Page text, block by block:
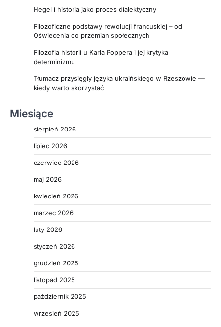
Hegel i historia jako proces dialektyczny
Filozoficzne podstawy rewolucji francuskiej – od
Oświecenia do przemian społecznych
Filozofia historii u Karla Poppera i jej krytyka
determinizmu
Tłumacz przysięgły języka ukraińskiego w Rzeszowie —
kiedy warto skorzystać
Miesiące
sierpień 2026
lipiec 2026
czerwiec 2026
maj 2026
kwiecień 2026
marzec 2026
luty 2026
styczeń 2026
grudzień 2025
listopad 2025
październik 2025
wrzesień 2025